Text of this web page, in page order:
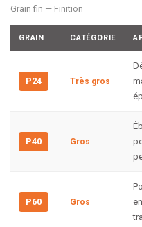
Grain fin — Finition
GRAIN CATÉGORIE
P24 Très gros
P40 Gros
P60 Gros